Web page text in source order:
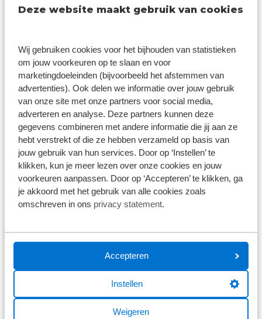
Deze website maakt gebruik van cookies
Wij gebruiken cookies voor het bijhouden van statistieken
om jouw voorkeuren op te slaan en voor
marketingdoeleinden (bijvoorbeeld het afstemmen van
advertenties). Ook delen we informatie over jouw gebruik
van onze site met onze partners voor social media,
adverteren en analyse. Deze partners kunnen deze
gegevens combineren met andere informatie die jij aan ze
hebt verstrekt of die ze hebben verzameld op basis van
jouw gebruik van hun services. Door op ‘Instellen’ te
klikken, kun je meer lezen over onze cookies en jouw
voorkeuren aanpassen. Door op ‘Accepteren’ te klikken, ga
je akkoord met het gebruik van alle cookies zoals
omschreven in ons privacy statement.
Accepteren
Instellen
Weigeren
Klanten die een auto of bedrijfswagen leasen,
doen dit uit gemak. Door een auto te leasen,
dat alles gedekt is en het comfort van een nieuw
voertuig.
Het ambitieuze team van Broekhuis Lease zet
zich dagelijks in voor de klant. Samen vieren we
onze successen en zorgen we ervoor dat we het
beste uit elkaar halen. Persoonlijke ontwikkeling
wordt ook gestimuleerd. Zo kan elke collega een
opleiding volgen om nóg beter te worden in zijn
of haar vakgebied. Meer lezen over Broekhuis
Lease?
Broekhuis Lease
Onze verhalen